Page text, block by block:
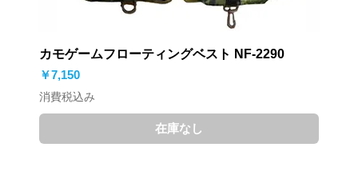
カモゲームフローティングベスト NF-2290
価格
￥7,150
消費税込み
在庫なし